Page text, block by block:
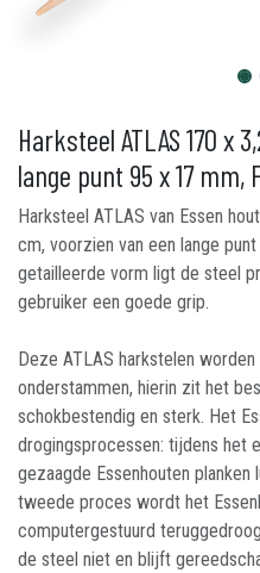
Harksteel ATLAS 170 x
lange punt 95 x 17 mm,
Harksteel ATLAS van Essen
cm, voorzien van een lange
getailleerde vorm ligt de steel
gebruiker een goede grip.
Deze ATLAS harkstelen
onderstammen, hierin zit het
schokbestendig en sterk. Het
drogingsprocessen: tijdens het
gezaagde Essenhouten
tweede proces wordt het
computergestuurd
de steel niet en blijft